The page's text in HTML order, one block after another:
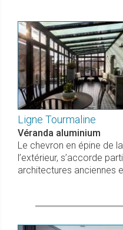
Ligne Tourmaline
Véranda aluminium
Le chevron en épine de
l’extérieur, s’accorde
architectures anciennes